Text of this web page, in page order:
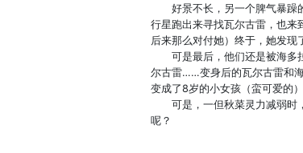
好景不长，另一个脾气暴躁的
行星跑出来寻找瓦尔古雷，也来
后来那么对付她）终于，她发
可是最后，他们还是被海多拉
尔古雷……变身后的瓦尔古雷和
变成了8岁的小女孩（蛮可爱的
可是，一但秋菜灵力减弱时，
呢？